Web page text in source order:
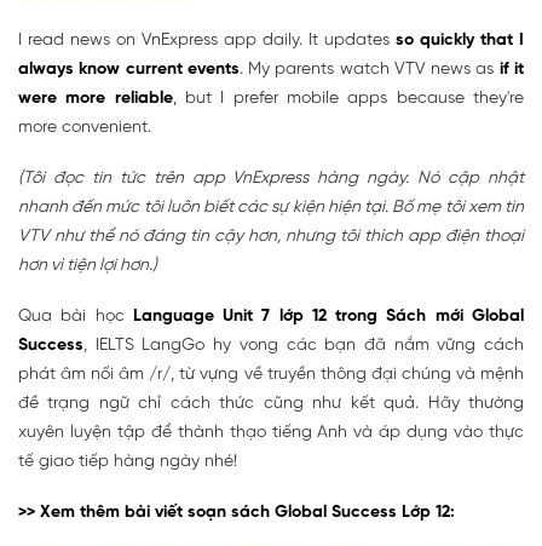
I read news on VnExpress app daily. It updates so quickly that I
always know current events. My parents watch VTV news as if it
were more reliable, but I prefer mobile apps because they're
more convenient.
(Tôi đọc tin tức trên app VnExpress hàng ngày. Nó cập nhật
nhanh đến mức tôi luôn biết các sự kiện hiện tại. Bố mẹ tôi xem tin
VTV như thể nó đáng tin cậy hơn, nhưng tôi thích app điện thoại
hơn vì tiện lợi hơn.)
Qua bài học
Language Unit 7 lớp 12 trong Sách mới Global
Success, IELTS LangGo hy vong các bạn đã nắm vững cách
phát âm nối âm /r/, từ vựng về truyền thông đại chúng và mệnh
đề trạng ngữ chỉ cách thức cũng như kết quả. Hãy thường
xuyên luyện tập để thành thạo tiếng Anh và áp dụng vào thực
tế giao tiếp hàng ngày nhé!
>> Xem thêm bài viết soạn sách Global Success Lớp 12: